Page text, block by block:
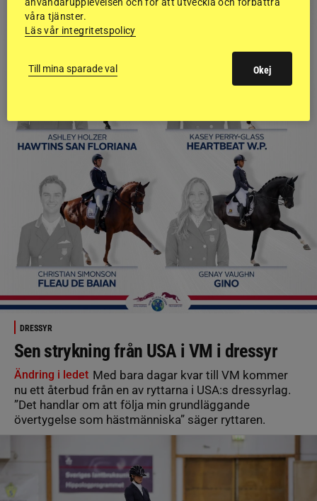
DRESSYR
Sen strykning från USA i VM i dressyr
Ändring i ledet Med bara dagar kvar till VM kommer
nu ett återbud från en av ryttarna i USA:s dressyrlag.
”Det handlar om att följa min grundläggande
övertygelse som hästmänniska” säger ryttaren.
våra tjänster.
Läs vår integritetspolicy
Till mina sparade val Okej